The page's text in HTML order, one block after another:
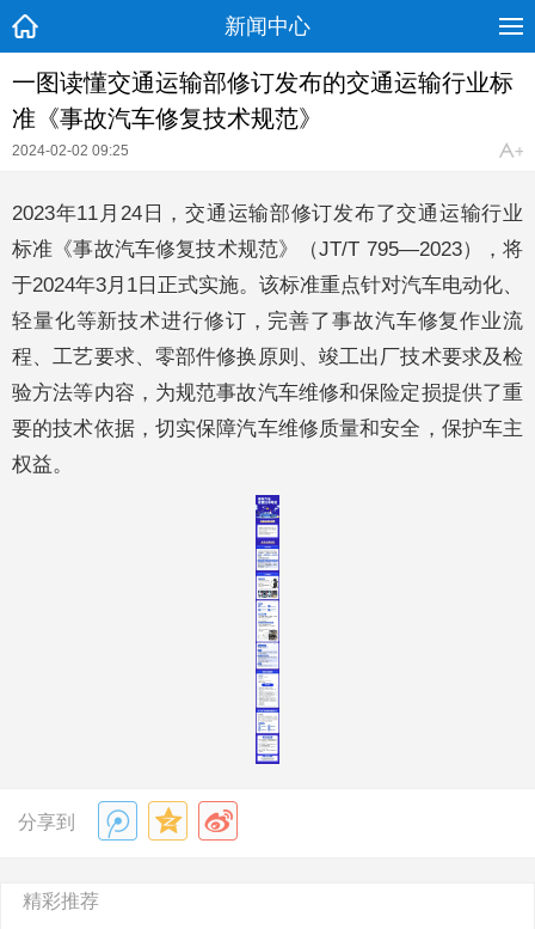
新闻中心
一图读懂交通运输部修订发布的交通运输行业标
准《事故汽车修复技术规范》
2024-02-02 09:25
2023年11月24日，交通运输部修订发布了交通运输行业
标准《事故汽车修复技术规范》（JT/T 795—2023），将
于2024年3月1日正式实施。该标准重点针对汽车电动化、
轻量化等新技术进行修订，完善了事故汽车修复作业流
程、工艺要求、零部件修换原则、竣工出厂技术要求及检
验方法等内容，为规范事故汽车维修和保险定损提供了重
要的技术依据，切实保障汽车维修质量和安全，保护车主
权益。
分享到
精彩推荐